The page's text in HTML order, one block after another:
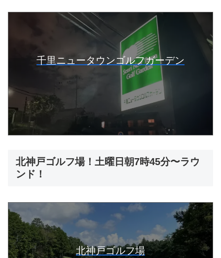
千里ニュータウンゴルフガーデン
北神戸ゴルフ場！土曜日朝7時45分〜ラウ
ンド！
北神戸ゴルフ場